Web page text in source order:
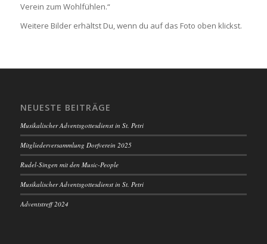
Verein zum Wohlfühlen.“
Weitere Bilder erhältst Du, wenn du auf das Foto oben klickst.
NEUESTE BEITRÄGE
Musikalischer Adventsgottesdienst in St. Petri
Mitgliederversammlung Dorfverein 2025
Rudel-Singen mit den Music-People
Musikalischer Adventsgottesdienst in St. Petri
Adventstreff 2024